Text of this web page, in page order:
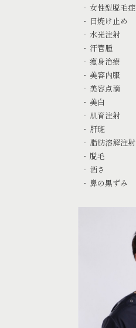
女性型脱毛症
日焼け止め
水光注射
汗管腫
痩身治療
美容内服
美容点滴
美白
肌育注射
肝斑
脂肪溶解注射
脱毛
酒さ
鼻の黒ずみ